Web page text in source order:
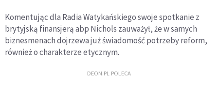
Komentując dla Radia Watykańskiego swoje spotkanie z
brytyjską finansjerą abp Nichols zauważył, że w samych
biznesmenach dojrzewa już świadomość potrzeby reform,
również o charakterze etycznym.
DEON.PL POLECA